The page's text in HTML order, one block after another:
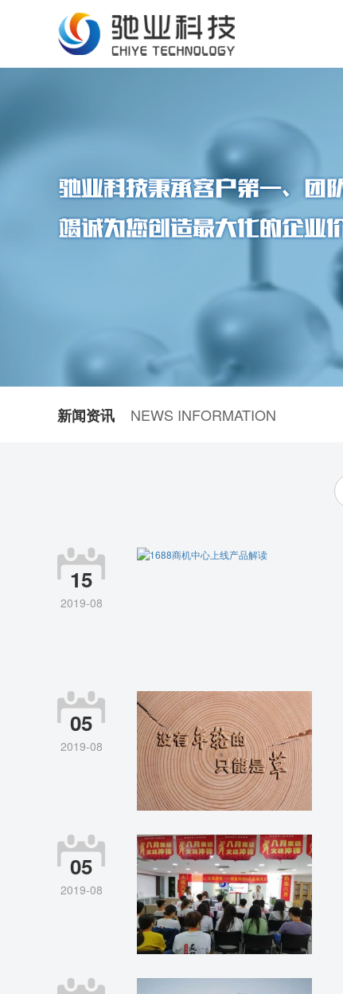
新闻资讯 NEWS INFORMATION
15
2019-08
05
2019-08
05
2019-08